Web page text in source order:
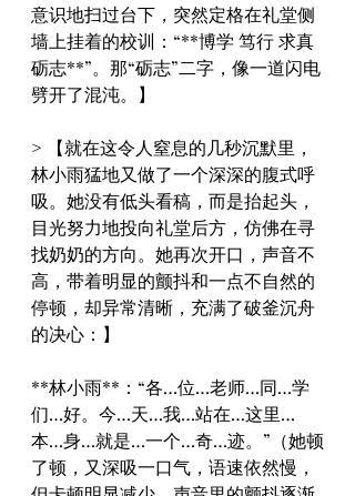
意识地扫过台下，突然定格在礼堂侧
墙上挂着的校训：“**博学 笃行 求真
砺志**”。那“砺志”二字，像一道闪电
劈开了混沌。】
> 【就在这令人窒息的几秒沉默里，
林小雨猛地又做了一个深深的腹式呼
吸。她没有低头看稿，而是抬起头，
目光努力地投向礼堂后方，仿佛在寻
找奶奶的方向。她再次开口，声音不
高，带着明显的颤抖和一点不自然的
停顿，却异常清晰，充满了破釜沉舟
的决心：】
**林小雨**：“各…位…老师…同…学
们…好。今…天…我…站在…这里…
本…身…就是…一个…奇…迹。”（她顿
了顿，又深吸一口气，语速依然慢，